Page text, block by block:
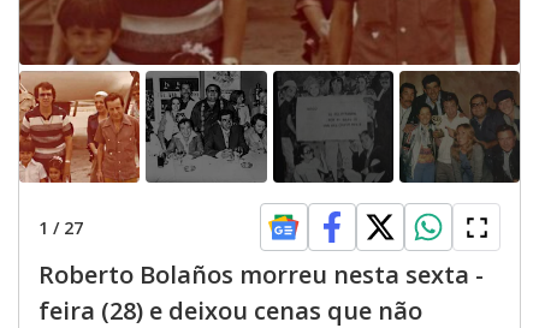
1 / 27
Roberto Bolaños morreu nesta sexta -
feira (28) e deixou cenas que não